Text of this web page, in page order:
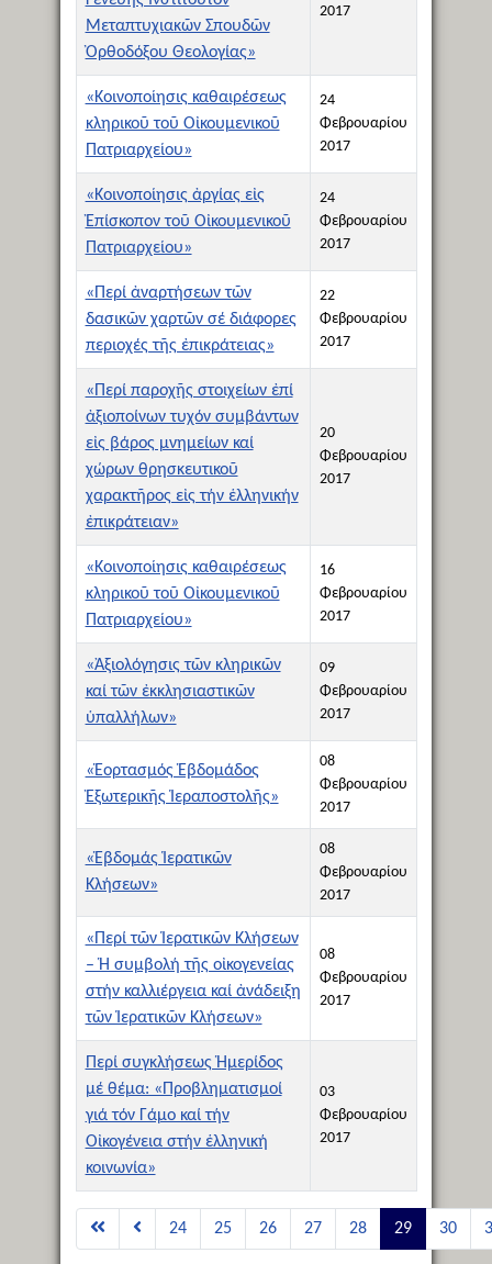
Μεταπτυχιακῶν Σπουδῶν
Ὀρθοδόξου Θεολογίας»
2017
«Κοινοποίησις καθαιρέσεως
κληρικοῦ τοῦ Οἰκουμενικοῦ
Πατριαρχείου»
24
Φεβρουαρίου
2017
«Κοινοποίησις ἀργίας εἰς
Ἐπίσκοπον τοῦ Οἰκουμενικοῦ
Πατριαρχείου»
24
Φεβρουαρίου
2017
«Περί ἀναρτήσεων τῶν
δασικῶν χαρτῶν σέ διάφορες
περιοχές τῆς ἐπικράτειας»
22
Φεβρουαρίου
2017
«Περί παροχῆς στοιχείων ἐπί
ἀξιοποίνων τυχόν συμβάντων
εἰς βάρος μνημείων καί
χώρων θρησκευτικοῦ
χαρακτῆρος εἰς τήν ἑλληνικήν
ἐπικράτειαν»
20
Φεβρουαρίου
2017
«Κοινοποίησις καθαιρέσεως
κληρικοῦ τοῦ Οἰκουμενικοῦ
Πατριαρχείου»
16
Φεβρουαρίου
2017
«Ἀξιολόγησις τῶν κληρικῶν
καί τῶν ἐκκλησιαστικῶν
ὑπαλλήλων»
09
Φεβρουαρίου
2017
«Ἑορτασμός Ἑβδομάδος
Ἐξωτερικῆς Ἱεραποστολῆς»
08
Φεβρουαρίου
2017
«Ἑβδομάς Ἱερατικῶν
Κλήσεων»
08
Φεβρουαρίου
2017
«Περί τῶν Ἱερατικῶν Κλήσεων
– Ἡ συμβολή τῆς οἰκογενείας
στήν καλλιέργεια καί ἀνάδειξη
τῶν Ἱερατικῶν Κλήσεων»
08
Φεβρουαρίου
2017
Περί συγκλήσεως Ἡμερίδος
μέ θέμα: «Προβληματισμοί
γιά τόν Γάμο καί τήν
Οἰκογένεια στήν ἑλληνική
κοινωνία»
03
Φεβρουαρίου
2017
Σελίδα 29 από 51
24 25 26 27 28 29 30